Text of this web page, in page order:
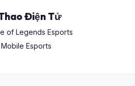
Điện Tử
of Legends Esports
Mobile Esports